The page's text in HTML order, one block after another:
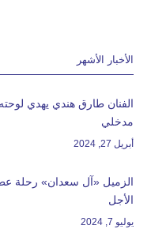
الأخبار الأشهر
الفنان طارق هندي يهدي
مدخلي
أبريل 27, 2024
الزميل «آل سعدان» رحلة
الأجل
يوليو 7, 2024